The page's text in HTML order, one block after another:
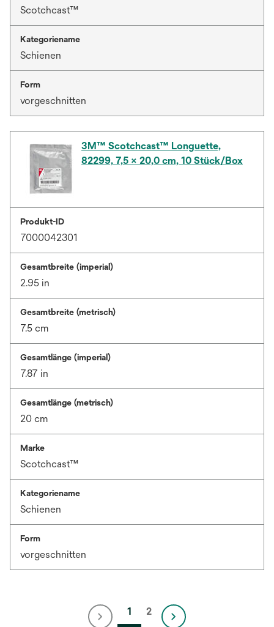
Scotchcast™
Kategoriename
Schienen
Form
vorgeschnitten
3M™ Scotchcast™ Longuette,
82299, 7,5 × 20,0 cm, 10 Stück/Box
Produkt-ID
7000042301
Gesamtbreite (imperial)
2.95 in
Gesamtbreite (metrisch)
7.5 cm
Gesamtlänge (imperial)
7.87 in
Gesamtlänge (metrisch)
20 cm
Marke
Scotchcast™
Kategoriename
Schienen
Form
vorgeschnitten
1 2